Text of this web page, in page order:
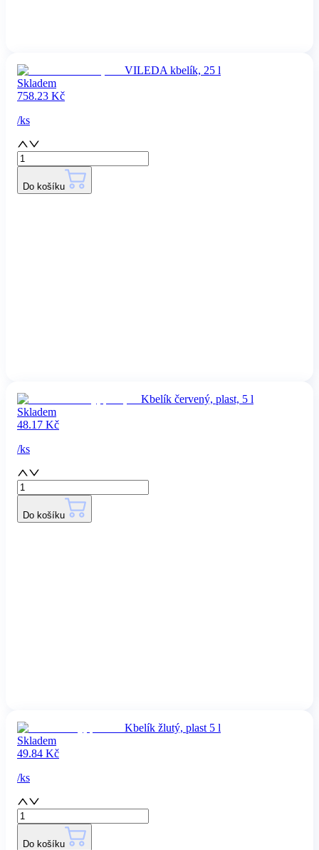
VILEDA kbelík, 25 l
Skladem
758.23 Kč
/ks
Do košíku
Kbelík červený, plast, 5 l
Skladem
48.17 Kč
/ks
Do košíku
Kbelík žlutý, plast 5 l
Skladem
49.84 Kč
/ks
Do košíku